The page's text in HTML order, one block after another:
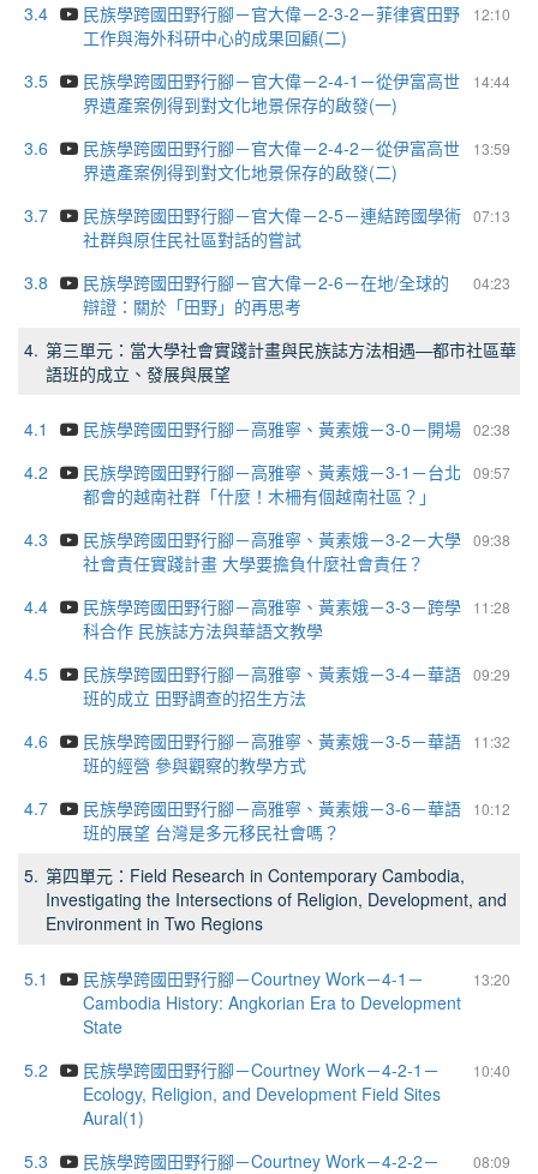
3.4
12:10
民族學跨國田野行腳－官大偉－2-3-2－菲律賓田野
工作與海外科研中心的成果回顧(二)
3.5
14:44
民族學跨國田野行腳－官大偉－2-4-1－從伊富高世
界遺產案例得到對文化地景保存的啟發(一)
3.6
13:59
民族學跨國田野行腳－官大偉－2-4-2－從伊富高世
界遺產案例得到對文化地景保存的啟發(二)
3.7
07:13
民族學跨國田野行腳－官大偉－2-5－連結跨國學術
社群與原住民社區對話的嘗試
3.8
04:23
民族學跨國田野行腳－官大偉－2-6－在地/全球的
辯證：關於「田野」的再思考
4. 第三單元：當大學社會實踐計畫與民族誌方法相遇—都市社區華
語班的成立、發展與展望
4.1 02:38
民族學跨國田野行腳－高雅寧、黃素娥－3-0－開場
4.2
09:57
民族學跨國田野行腳－高雅寧、黃素娥－3-1－台北
都會的越南社群「什麼！木柵有個越南社區？」
4.3
09:38
民族學跨國田野行腳－高雅寧、黃素娥－3-2－大學
社會責任實踐計畫 大學要擔負什麼社會責任？
4.4
11:28
民族學跨國田野行腳－高雅寧、黃素娥－3-3－跨學
科合作 民族誌方法與華語文教學
4.5
09:29
民族學跨國田野行腳－高雅寧、黃素娥－3-4－華語
班的成立 田野調查的招生方法
4.6
11:32
民族學跨國田野行腳－高雅寧、黃素娥－3-5－華語
班的經營 參與觀察的教學方式
4.7
10:12
民族學跨國田野行腳－高雅寧、黃素娥－3-6－華語
班的展望 台灣是多元移民社會嗎？
5. 第四單元：Field Research in Contemporary Cambodia,
Investigating the Intersections of Religion, Development, and
Environment in Two Regions
5.1 13:20
民族學跨國田野行腳－Courtney Work－4-1－
Cambodia History: Angkorian Era to Development
State
5.2
10:40
民族學跨國田野行腳－Courtney Work－4-2-1－
Ecology, Religion, and Development Field Sites
Aural(1)
5.3
08:09
民族學跨國田野行腳－Courtney Work－4-2-2－